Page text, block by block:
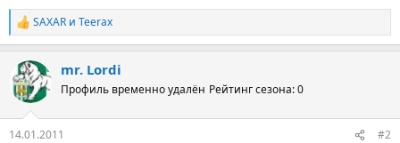
Р
е
к
ц
и
SAXAR и Teerax
mr. Lordi
Профиль временно удалён Рейтинг сезона: 0
14.01.2011 #2